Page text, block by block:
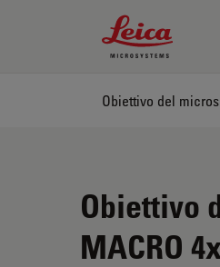
Leica
Obiettivo del
Obiettivo
MACRO